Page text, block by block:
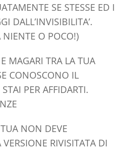
SE STESSE ED I
DALL’INVISIBILITA’.
NIENTE O POCO!)
MAGARI TRA LA TUA
CONOSCONO IL
PER AFFIDARTI.
NON DEVE
RIVISITATA DI